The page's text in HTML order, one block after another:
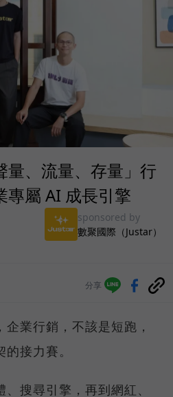
量、流量、存量」行
專屬 AI 成長引擎
sponsored by
數聚國際（Justar）
分享
業行銷，不該是短跑，
接力賽。
搜尋引擎，再到網紅、